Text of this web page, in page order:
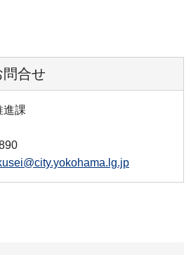
合せ
進課